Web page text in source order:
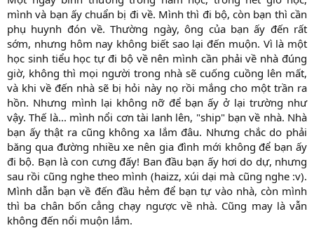
mình và bạn ấy chuẩn bị đi về. Mình thì đi bộ, còn bạn thì cần
phụ huynh đón về. Thường ngày, ông của bạn ấy đến rất
sớm, nhưng hôm nay không biết sao lại đến muộn. Vì là một
học sinh tiểu học tự đi bộ về nên mình cần phải về nhà đúng
giờ, không thì mọi người trong nhà sẽ cuống cuồng lên mất,
và khi về đến nhà sẽ bị hỏi này nọ rồi mắng cho một trần ra
hồn. Nhưng mình lại không nỡ để bạn ấy ở lại trường như
vậy. Thế là... mình nổi cơn tài lanh lên, "ship" bạn về nhà. Nhà
bạn ấy thật ra cũng không xa lắm đâu. Nhưng chắc do phải
băng qua đường nhiều xe nên gia đình mới không để bạn ấy
đi bộ. Bạn là con cưng đấy! Ban đầu bạn ấy hơi do dự, nhưng
sau rồi cũng nghe theo mình (haizz, xúi dại mà cũng nghe :v).
Mình dẫn bạn về đến đầu hẻm để bạn tự vào nhà, còn mình
thì ba chân bốn cẳng chạy ngược về nhà. Cũng may là vẫn
không đến nổi muộn lắm.